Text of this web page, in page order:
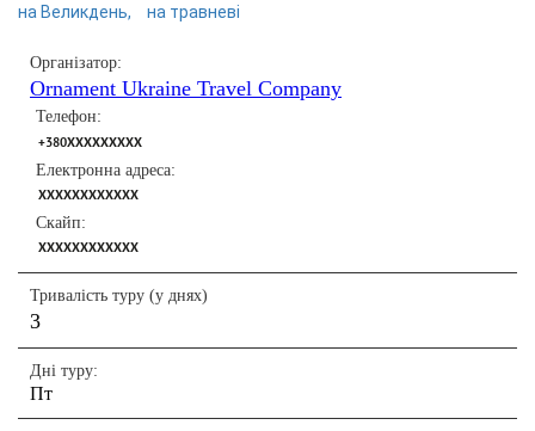
на Великдень
на травневі
Організатор:
Ornament Ukraine Travel Company
Телефон:
+380XXXXXXXXX
Електронна адреса:
XXXXXXXXXXXX
Скайп:
XXXXXXXXXXXX
Тривалість туру (у днях)
3
Дні туру:
Пт